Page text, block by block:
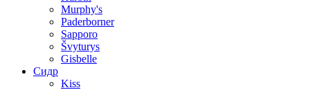
Murphy's
Paderborner
Sapporo
Švyturys
Gisbelle
Сидр
Kiss